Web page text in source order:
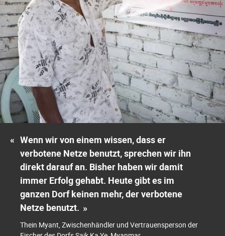
« Wenn wir von einem wissen, dass er
verbotene Netze benutzt, sprechen wir ihn
direkt darauf an. Bisher haben wir damit
immer Erfolg gehabt. Heute gibt es im
ganzen Dorf keinen mehr, der verbotene
Netze benutzt. »
Thein Myant, Zwischenhändler und Vertrauensperson der